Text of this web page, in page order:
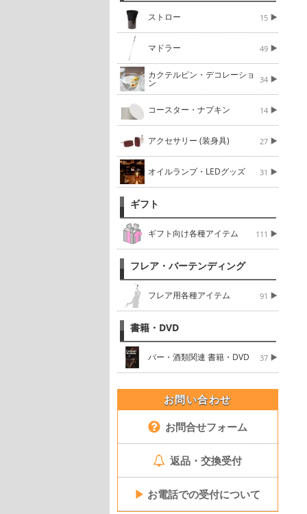
ストロー 15
マドラー 49
カクテルピン・デコレーショ
ン 34
コースター・ナプキン 14
アクセサリー (装身具) 27
オイルランプ・LEDグッズ 31
ギフト
ギフト向け各種アイテム 111
フレア・バーテンディング
フレア用各種アイテム 91
書籍・DVD
バー・酒類関連 書籍・DVD 37
お問い合わせ
お問合せフォーム
返品・交換受付
▶ お電話での受付について